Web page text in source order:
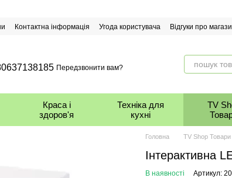
Контактна інформація Угода користувача Відгуки про
Передзвонити вам?
Краса і
здоров'я
Техніка для
кухні
TV
Головна TV Shop Товари
Інтерактивна
В наявності Артикул: